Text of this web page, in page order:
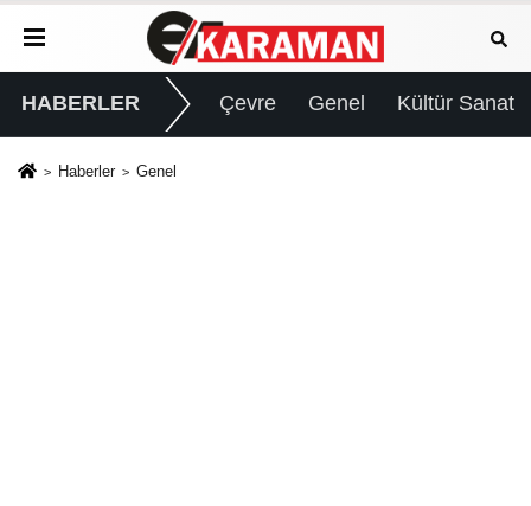
HABERLER Çevre Genel Kültür Sanat
Haberler Genel